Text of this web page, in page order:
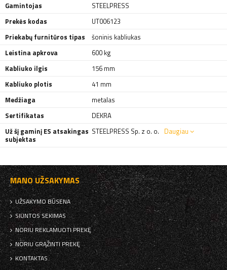
Gamintojas
STEELPRESS
Prekės kodas
UT006123
Priekabų furnitūros tipas
šoninis kabliukas
Leistina apkrova
600 kg
Kabliuko ilgis
156 mm
Kabliuko plotis
41 mm
Medžiaga
metalas
Sertifikatas
DEKRA
Už šį gaminį ES atsakingas
subjektas
STEELPRESS Sp. z o. o. Daugiau
MANO UŽSAKYMAS
UŽSAKYMO BŪSENA
SIUNTOS SEKIMAS
NORIU REKLAMUOTI PREKĘ
NORIU GRĄŽINTI PREKĘ
KONTAKTAS